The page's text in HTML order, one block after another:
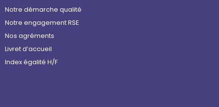
Notre démarche qualité
Notre engagement RSE
Nos agréments
Livret d’accueil
Index égalité H/F